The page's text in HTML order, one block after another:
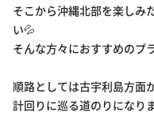
そこから沖縄北部を楽しみ
い💦
そんな方々におすすめのプ
順路としては古宇利島方面
計回りに巡る道のりになりま